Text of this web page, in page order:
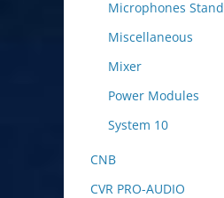
Microphones Stand
Miscellaneous
Mixer
Power Modules
System 10
CNB
CVR PRO-AUDIO